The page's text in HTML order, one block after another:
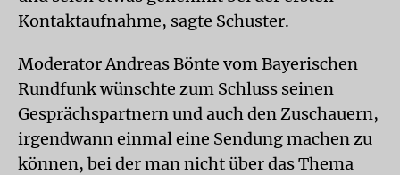
Kontaktaufnahme, sagte Schuster.
Moderator Andreas Bönte vom Bayerischen
Rundfunk wünschte zum Schluss seinen
Gesprächspartnern und auch den Zuschauern,
irgendwann einmal eine Sendung machen zu
können, bei der man nicht über das Thema